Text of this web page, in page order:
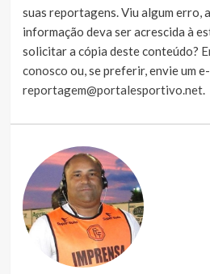
suas reportagens. Viu algum erro,
informação deva ser acrescida à
solicitar a cópia deste conteúdo?
conosco ou, se preferir, envie um
reportagem@portalesportivo.net.